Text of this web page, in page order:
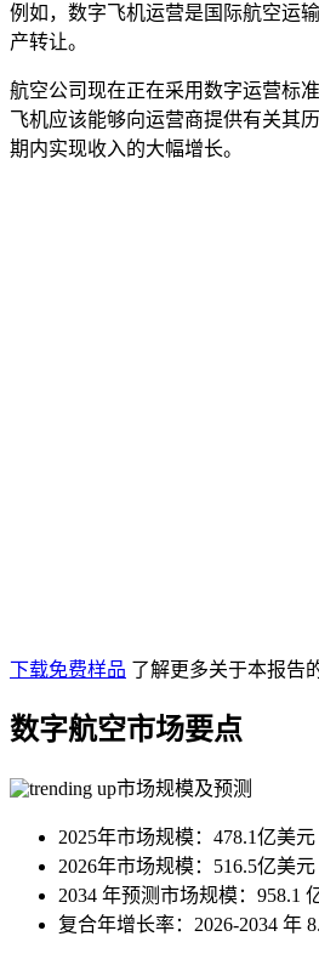
例如，数字飞机运营是国际航空运
产转让。
航空公司现在正在采用数字运营标
飞机应该能够向运营商提供有关其
期内实现收入的大幅增长。
下载免费样品 了解更多关于本报告
数字航空市场要点
市场规模及预测
2025年市场规模：478.1亿美元
2026年市场规模：516.5亿美元
2034 年预测市场规模：958.1
复合年增长率：2026-2034 年